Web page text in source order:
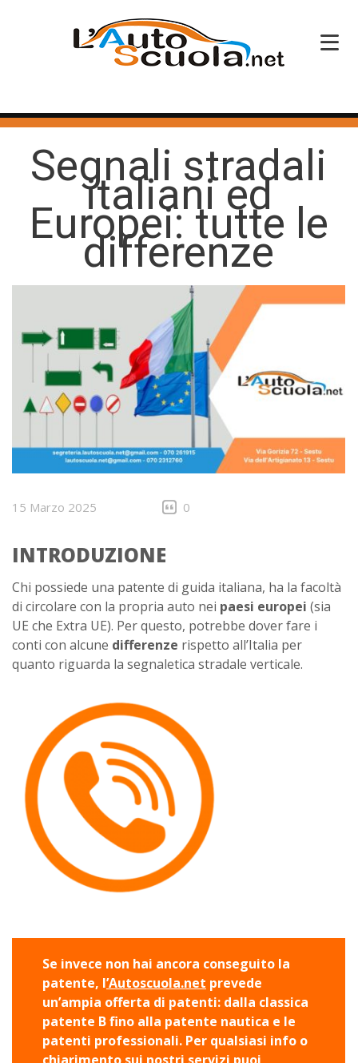
HOME
SERVIZI
CORSI PATENTE
CORSI PROFESSIONALI
PERCHÉ SCEGLIERCI
CONTATTI
Segnali stradali
italiani ed
Europei: tutte le
differenze
15 Marzo 2025 0
INTRODUZIONE
Chi possiede una patente di guida italiana, ha la facoltà
di circolare con la propria auto nei paesi europei (sia
UE che Extra UE). Per questo, potrebbe dover fare i
conti con alcune differenze rispetto all’Italia per
quanto riguarda la segnaletica stradale verticale.
Se invece non hai ancora conseguito la
patente, l’Autoscuola.net prevede
un’ampia offerta di patenti: dalla classica
patente B fino alla patente nautica e le
patenti professionali. Per qualsiasi info o